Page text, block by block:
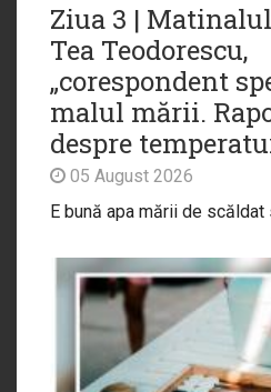
Ziua 3 |
Tea Teodorescu,
„corespondent
malul mării.
despre
05 August 2026
E bună apa mării de scăldat